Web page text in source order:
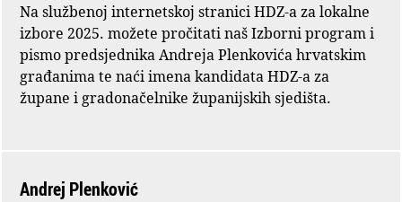
Na službenoj internetskoj stranici HDZ-a za lokalne
izbore 2025. možete pročitati naš Izborni program i
pismo predsjednika Andreja Plenkovića hrvatskim
građanima te naći imena kandidata HDZ-a za
župane i gradonačelnike županijskih sjedišta.
Andrej Plenković